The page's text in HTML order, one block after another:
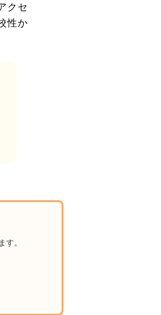
クセ
性か
す。